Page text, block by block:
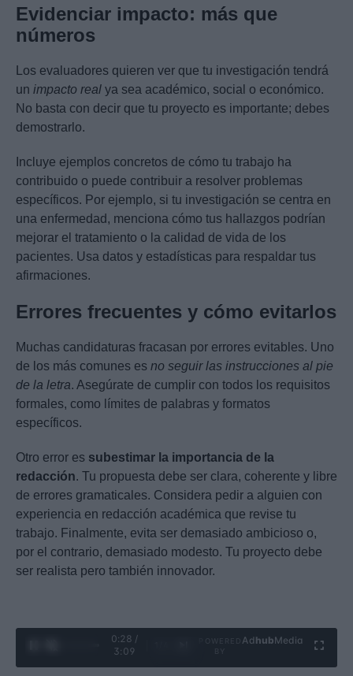
Evidenciar impacto: más que
números
Los evaluadores quieren ver que tu investigación tendrá
un impacto real ya sea académico, social o económico.
No basta con decir que tu proyecto es importante; debes
demostrarlo.
Incluye ejemplos concretos de cómo tu trabajo ha
contribuido o puede contribuir a resolver problemas
específicos. Por ejemplo, si tu investigación se centra en
una enfermedad, menciona cómo tus hallazgos podrían
mejorar el tratamiento o la calidad de vida de los
pacientes. Usa datos y estadísticas para respaldar tus
afirmaciones.
Errores frecuentes y cómo evitarlos
Muchas candidaturas fracasan por errores evitables. Uno
de los más comunes es no seguir las instrucciones al pie
de la letra. Asegúrate de cumplir con todos los requisitos
formales, como límites de palabras y formatos
específicos.
Otro error es subestimar la importancia de la
redacción. Tu propuesta debe ser clara, coherente y libre
de errores gramaticales. Considera pedir a alguien con
experiencia en redacción académica que revise tu
trabajo. Finalmente, evita ser demasiado ambicioso o,
por el contrario, demasiado modesto. Tu proyecto debe
ser realista pero también innovador.
0:29 /
3:09
Ad hubMedia